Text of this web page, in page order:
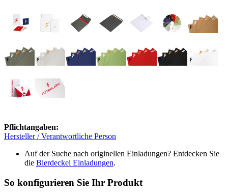
Pflichtangaben:
Hersteller / Verantwortliche Person
Auf der Suche nach originellen Einladungen? Entdecken Sie
die Bierdeckel Einladungen.
So konfigurieren Sie Ihr Produkt